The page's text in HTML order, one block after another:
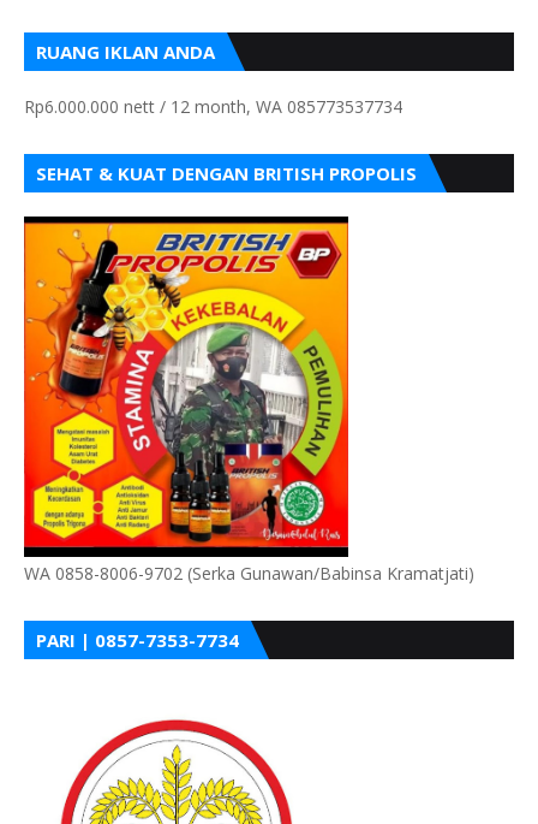
RUANG IKLAN ANDA
Rp6.000.000 nett / 12 month, WA 085773537734
SEHAT & KUAT DENGAN BRITISH PROPOLIS
WA 0858-8006-9702 (Serka Gunawan/Babinsa Kramatjati)
PARI | 0857-7353-7734